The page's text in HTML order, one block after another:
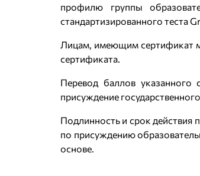
профилю группы
стандартизированного теста
Лицам, имеющим сертификат
сертификата.
Перевод баллов указанного
присуждение
Подлинность и срок действия
по присуждению
основе.